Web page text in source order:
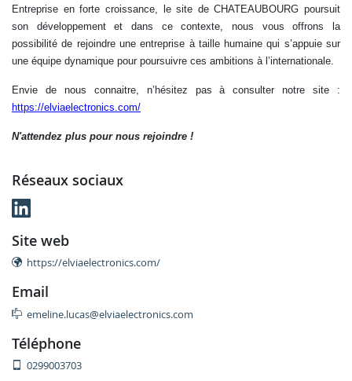
Entreprise en forte croissance, le site de CHATEAUBOURG poursuit
son développement et dans ce contexte, nous vous offrons la
possibilité de rejoindre une entreprise à taille humaine qui s’appuie sur
une équipe dynamique pour poursuivre ces ambitions à l’internationale.
Envie de nous connaitre, n’hésitez pas à consulter notre site :
https://elviaelectronics.com/
N'attendez plus pour nous rejoindre !
réseaux sociaux
site web
https://elviaelectronics.com/
email
emeline.lucas@elviaelectronics.com
téléphone
0299003703